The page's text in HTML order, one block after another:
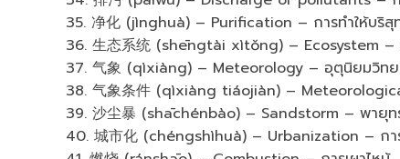
35. 净化 (jìnghuà) – Purification – การทำให้บริสุ
36. 生态系统 (shēngtài xìtǒng) – Ecosystem –
37. 气象 (qìxiàng) – Meteorology – อุตุนิยมวิทย
38. 气象条件 (qìxiàng tiáojiàn) –
39. 沙尘暴 (shāchénbào) – Sandstorm – พายุท
40. 城市化 (chéngshìhuà) – Urbanization – กา